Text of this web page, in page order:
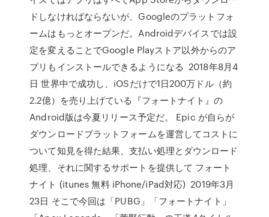
ドしなければならないが、Googleのプラットフォ
ームはもっとオープンだ。Androidデバイスでは設
定を変えることでGoogle Playストア以外からのア
プリもインストールできるようになる 2018年8月4
日 世界中で成功し、iOSだけで1日200万ドル（約
2.2億）を売り上げている『フォートナイト』の
Android版は今夏リリース予定だ。 Epic が自らが
ダウンロードプラットフォームを運営してコストに
ついて知見を得た結果、支払い処理とダウンロード
処理、それに関するサポートを提供して フォート
ナイト (itunes 無料 iPhone/iPad対応) 2019年3月
23日 そこで今回は「PUBG」「フォートナイト」